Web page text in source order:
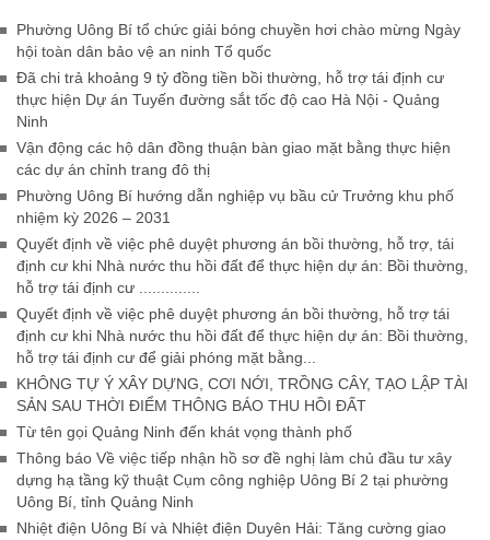
Phường Uông Bí tổ chức giải bóng chuyền hơi chào mừng Ngày
hội toàn dân bảo vệ an ninh Tổ quốc
Đã chi trả khoảng 9 tỷ đồng tiền bồi thường, hỗ trợ tái định cư
thực hiện Dự án Tuyến đường sắt tốc độ cao Hà Nội - Quảng
Ninh
Vận động các hộ dân đồng thuận bàn giao mặt bằng thực hiện
các dự án chỉnh trang đô thị
Phường Uông Bí hướng dẫn nghiệp vụ bầu cử Trưởng khu phố
nhiệm kỳ 2026 – 2031
Quyết định về việc phê duyệt phương án bồi thường, hỗ trợ, tái
định cư khi Nhà nước thu hồi đất để thực hiện dự án: Bồi thường,
hỗ trợ tái định cư ..............
Quyết định về việc phê duyệt phương án bồi thường, hỗ trợ tái
định cư khi Nhà nước thu hồi đất để thực hiện dự án: Bồi thường,
hỗ trợ tái định cư để giải phóng mặt bằng...
KHÔNG TỰ Ý XÂY DỰNG, CƠI NỚI, TRỒNG CÂY, TẠO LẬP TÀI
SẢN SAU THỜI ĐIỂM THÔNG BÁO THU HỒI ĐẤT
Từ tên gọi Quảng Ninh đến khát vọng thành phố
Thông báo Về việc tiếp nhận hồ sơ đề nghị làm chủ đầu tư xây
dựng hạ tầng kỹ thuật Cụm công nghiệp Uông Bí 2 tại phường
Uông Bí, tỉnh Quảng Ninh
Nhiệt điện Uông Bí và Nhiệt điện Duyên Hải: Tăng cường giao